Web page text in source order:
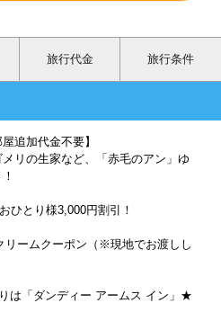
旅行代金 旅行条件
追加代金不要】
リの生家など、「赤毛のアン」ゆ
ひとり様3,000円割引！
リームクーポン（※現地でお渡しし
は「ダンディー アームス イン」★